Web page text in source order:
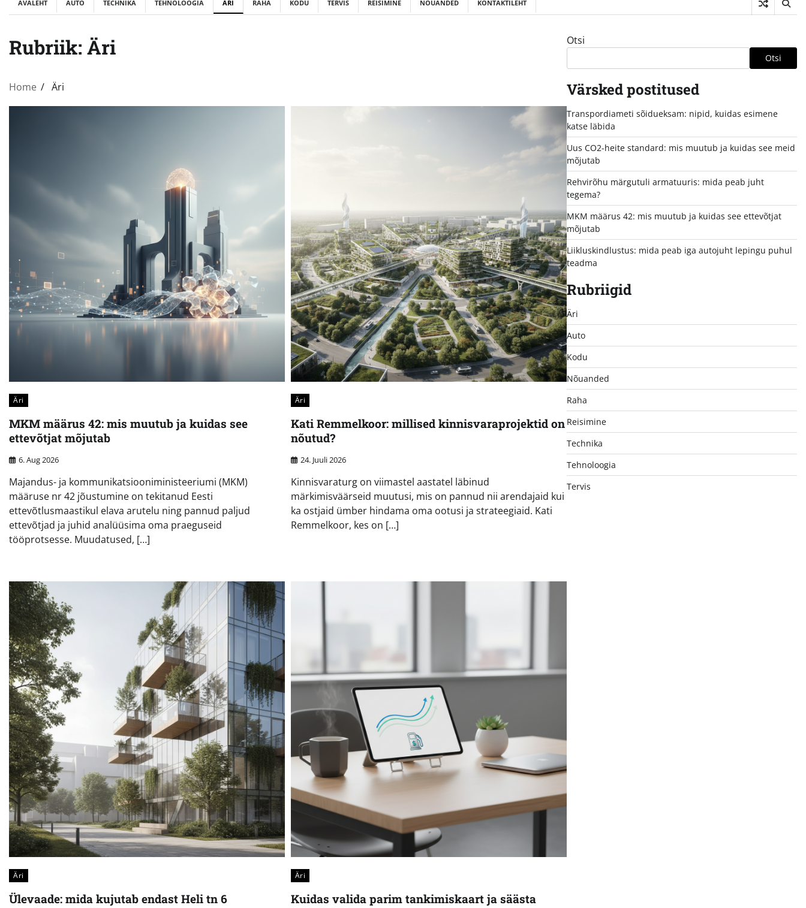
AVALEHT AUTO TECHNIKA TEHNOLOOGIA ÄRI RAHA KODU TERVIS REISIMINE NÕUANDED KONTAKTILEHT
Rubriik: Äri
Home Äri
Äri
MKM määrus 42: mis muutub ja kuidas see
ettevõtjat mõjutab
6. Aug 2026
Majandus- ja kommunikatsiooniministeeriumi (MKM)
määruse nr 42 jõustumine on tekitanud Eesti
ettevõtlusmaastikul elava arutelu ning pannud paljud
ettevõtjad ja juhid analüüsima oma praeguseid
tööprotsesse. Muudatused, […]
Äri
Kati Remmelkoor: millised kinnisvaraprojektid on
nõutud?
24. Juuli 2026
Kinnisvaraturg on viimastel aastatel läbinud
märkimisväärseid muutusi, mis on pannud nii arendajaid kui
ka ostjaid ümber hindama oma ootusi ja strateegiaid. Kati
Remmelkoor, kes on […]
Äri
Ülevaade: mida kujutab endast Heli tn 6
Äri
Kuidas valida parim tankimiskaart ja säästa
Otsi
Otsi
Värsked postitused
Transpordiameti sõidueksam: nipid, kuidas esimene
katse läbida
Uus CO2-heite standard: mis muutub ja kuidas see meid
mõjutab
Rehvirõhu märgutuli armatuuris: mida peab juht
tegema?
MKM määrus 42: mis muutub ja kuidas see ettevõtjat
mõjutab
Liikluskindlustus: mida peab iga autojuht lepingu puhul
teadma
Rubriigid
Äri
Auto
Kodu
Nõuanded
Raha
Reisimine
Technika
Tehnoloogia
Tervis